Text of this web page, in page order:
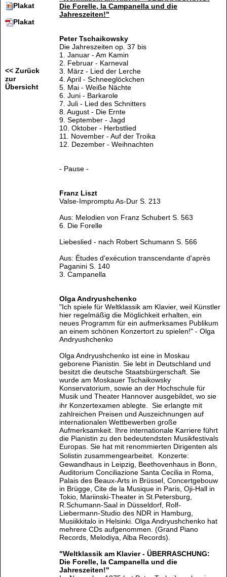
Plakat
Plakat
<< Zurück
zur
Übersicht
Die Forelle, la Campanella und die
Jahreszeiten!"
Peter Tschaikowsky
Die Jahreszeiten op. 37 bis
1. Januar - Am Kamin
2. Februar - Karneval
3. März - Lied der Lerche
4. April - Schneeglöckchen
5. Mai - Weiße Nächte
6. Juni - Barkarole
7. Juli - Lied des Schnitters
8. August - Die Ernte
9. September - Jagd
10. Oktober - Herbstlied
11. November - Auf der Troika
12. Dezember - Weihnachten
- Pause -
Franz Liszt
Valse-Impromptu As-Dur S. 213
Aus: Melodien von Franz Schubert S. 563
6. Die Forelle
Liebeslied - nach Robert Schumann S. 566
Aus: Études d'exécution transcendante d'après
Paganini S. 140
3. Campanella
Olga Andryushchenko
"Ich spiele für Weltklassik am Klavier, weil Künstler
hier regelmäßig die Möglichkeit erhalten, ein
neues Programm für ein aufmerksames Publikum
an einem schönen Konzertort zu spielen!" - Olga
Andryushchenko
Olga Andryushchenko ist eine in Moskau
geborene Pianistin. Sie lebt in Deutschland und
besitzt die deutsche Staatsbürgerschaft. Sie
wurde am Moskauer Tschaikowsky
Konservatorium, sowie an der Hochschule für
Musik und Theater Hannover ausgebildet, wo sie
ihr Konzertexamen ablegte. Sie erlangte mit
zahlreichen Preisen und Auszeichnungen auf
internationalen Wettbewerben große
Aufmerksamkeit. Ihre internationale Karriere führt
die Pianistin zu den bedeutendsten Musikfestivals
Europas. Sie hat mit renommierten Dirigenten als
Solistin zusammengearbeitet. Konzerte:
Gewandhaus in Leipzig, Beethovenhaus in Bonn,
Auditorium Conciliazione Santa Cecilia in Roma,
Palais des Beaux-Arts in Brüssel, Concertgebouw
in Brügge, Cite de la Musique in Paris, Oji-Hall in
Tokio, Mariinski-Theater in St.Petersburg,
R.Schumann-Saal in Düsseldorf, Rolf-
Liebermann-Studio des NDR in Hamburg,
Musiikkitalo in Helsinki. Olga Andryushchenko hat
mehrere CDs aufgenommen. (Grand Piano
Records, Melodiya, Alba Records).
"Weltklassik am Klavier - ÜBERRASCHUNG:
Die Forelle, la Campanella und die
Jahreszeiten!"